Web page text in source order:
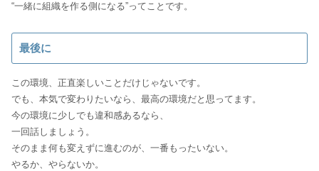
“一緒に組織を作る側になる”ってことです。
最後に
この環境、正直楽しいことだけじゃないです。
でも、本気で変わりたいなら、最高の環境だと思ってます。
今の環境に少しでも違和感あるなら、
一回話しましょう。
そのまま何も変えずに進むのが、一番もったいない。
やるか、やらないか。